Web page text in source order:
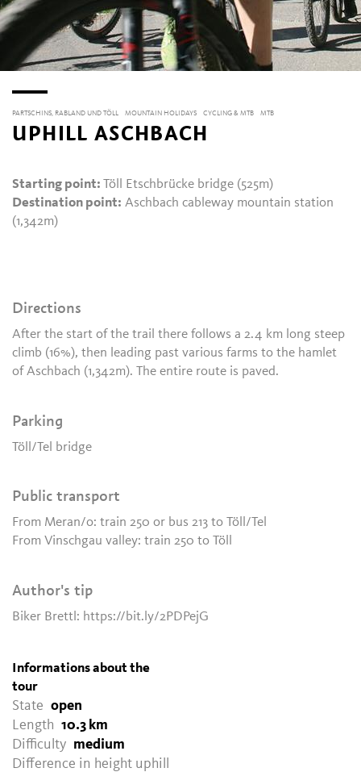
PARTSCHINS, RABLAND UND TÖLL MOUNTAIN HOLIDAYS CYCLING & MTB MTB
UPHILL ASCHBACH
Starting point:Töll Etschbrücke bridge (525m)
Destination point: Aschbach cableway mountain station
(1,342m)
Directions
After the start of the trail there follows a 2.4 km long steep
climb (16%), then leading past various farms to the hamlet
of Aschbach (1,342m). The entire route is paved.
Parking
Töll/Tel bridge
Public transport
From Meran/o: train 250 or bus 213 to Töll/Tel
From Vinschgau valley: train 250 to Töll
Author's tip
Biker Brettl: https://bit.ly/2PDPejG
Informations about the
tour
State open
Length 10.3 km
Difficulty medium
Difference in height uphill